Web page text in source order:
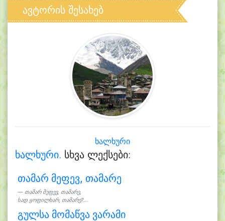
ავტორის შესახებ
ხალხური
ხალხური. სხვა ლექსები:
თამარ მეფევ, თამარე
თამარ მეფევ, თამარე,
სად ყოფილხარ, თამარე?...
გულსა მომაწვა ვარამი